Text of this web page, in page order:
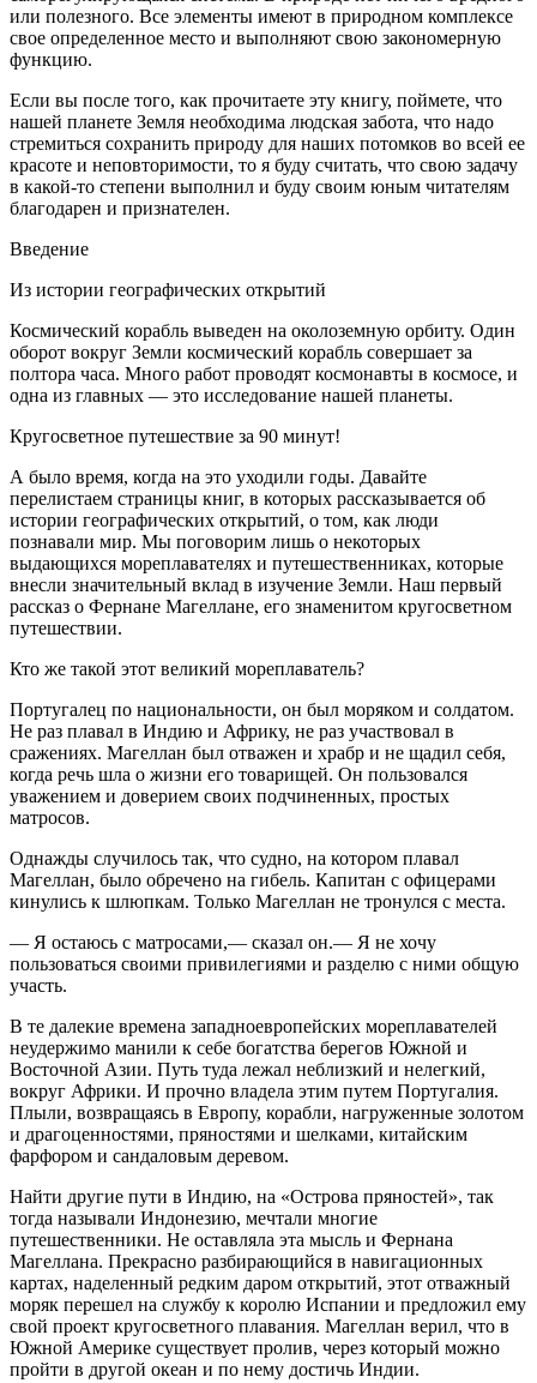
или полезного. Все элементы имеют в природном комплексе
свое определенное место и выполняют свою закономерную
функцию.
Если вы после того, как прочитаете эту книгу, поймете, что
нашей планете Земля необходима людская забота, что надо
стремиться сохранить природу для наших потомков во всей ее
красоте и неповторимости, то я буду считать, что свою задачу
в какой-то степени выполнил и буду своим юным читателям
благодарен и признателен.
Введение
Из истории географических открытий
Космический корабль выведен на околоземную орбиту. Один
оборот вокруг Земли космический корабль совершает за
полтора часа. Много работ проводят космонавты в космосе, и
одна из главных — это исследование нашей планеты.
Кругосветное путешествие за 90 минут!
А было время, когда на это уходили годы. Давайте
перелистаем страницы книг, в которых рассказывается об
истории географических открытий, о том, как люди
познавали мир. Мы поговорим лишь о некоторых
выдающихся мореплавателях и путешественниках, которые
внесли значительный вклад в изучение Земли. Наш первый
рассказ о Фернане Магеллане, его знаменитом кругосветном
путешествии.
Кто же такой этот великий мореплаватель?
Португалец по национальности, он был моряком и солдатом.
Не раз плавал в Индию и Африку, не раз участвовал в
сражениях. Магеллан был отважен и храбр и не щадил себя,
когда речь шла о жизни его товарищей. Он пользовался
уважением и доверием своих подчиненных, простых
матросов.
Однажды случилось так, что судно, на котором плавал
Магеллан, было обречено на гибель. Капитан с офицерами
кинулись к шлюпкам. Только Магеллан не тронулся с места.
— Я остаюсь с матросами,— сказал он.— Я не хочу
пользоваться своими привилегиями и разделю с ними общую
участь.
В те далекие времена западноевропейских мореплавателей
неудержимо манили к себе богатства берегов Южной и
Восточной Азии. Путь туда лежал неблизкий и нелегкий,
вокруг Африки. И прочно владела этим путем Португалия.
Плыли, возвращаясь в Европу, корабли, нагруженные золотом
и драгоценностями, пряностями и шелками, китайским
фарфором и сандаловым деревом.
Найти другие пути в Индию, на «Острова пряностей», так
тогда называли Индонезию, мечтали многие
путешественники. Не оставляла эта мысль и Фернана
Магеллана. Прекрасно разбирающийся в навигационных
картах, наделенный редким даром открытий, этот отважный
моряк перешел на службу к королю Испании и предложил ему
свой проект кругосветного плавания. Магеллан верил, что в
Южной Америке существует пролив, через который можно
пройти в другой океан и по нему достичь Индии.